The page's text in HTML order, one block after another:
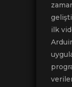
ilk